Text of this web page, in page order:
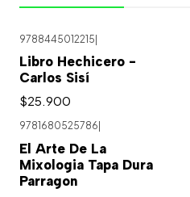
9788445012215
Libro Hechicero -
Carlos Sisí
$25.900
9781680525786
El Arte De La
Mixologia Tapa Dura
Parragon